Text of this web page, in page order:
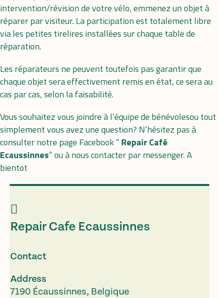
intervention/révision de votre vélo, emmenez un objet à
réparer par visiteur. La participation est totalement libre
via les petites tirelires installées sur chaque table de
réparation.
Les réparateurs ne peuvent toutefois pas garantir que
chaque objet sera effectivement remis en état, ce sera au
cas par cas, selon la faisabilité.
Vous souhaitez vous joindre à l’équipe de bénévolesou tout
simplement vous avez une question? N’hésitez pas à
consulter notre page Facebook ” Repair Café
Ecaussinnes” ou à nous contacter par messenger. A
bientot
Repair Cafe Ecaussinnes
Contact
Address
7190 Écaussinnes, Belgique